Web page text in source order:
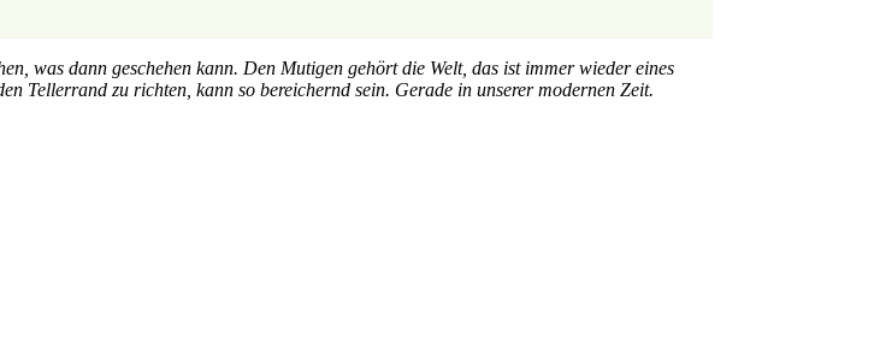
was dann geschehen kann. Den Mutigen gehört die Welt, das ist immer wieder eines
Tellerrand zu richten, kann so bereichernd sein. Gerade in unserer modernen Zeit.